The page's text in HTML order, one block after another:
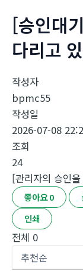
[승인대
다리고
작성자
bpmc55
작성일
2026-07-08
조회
24
[관리자의 승인
좋아요0
인쇄
전체 0